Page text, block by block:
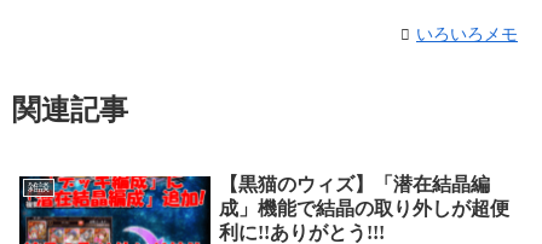
いろいろメモ
関連記事
雑談
【黒猫のウィズ】「潜在結晶編
成」機能で結晶の取り外しが超便
利に!!ありがとう!!!